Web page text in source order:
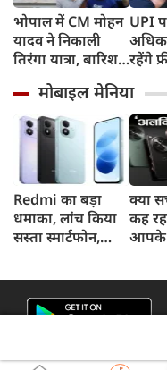
भोपाल में CM मोहन
यादव ने निकाली
तिरंगा यात्रा, बारिश
ने दिखाया देशभक्ति
का जज्बा
UPI
रहेंगे
ने
मोबाइल मेनिया
Redmi का बड़ा
धमाका, लांच किया
सस्ता स्मार्टफोन,
क्या
कह
आपके